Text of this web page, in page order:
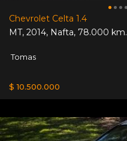
Chevrolet Celta 1.4
MT, 2014, Nafta, 78.000 km.
Tomas
$ 10.500.000